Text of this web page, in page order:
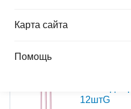
Карта сайта
Помощь
924,00руб.
Свечи д/
12штG